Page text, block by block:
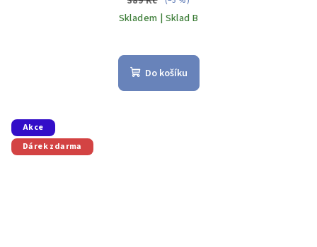
Skladem | Sklad B
Do košíku
Akce
Dárek zdarma